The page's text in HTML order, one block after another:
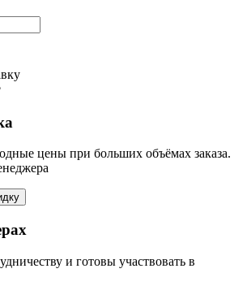
цены при больших объёмах заказа.
и готовы участвовать в